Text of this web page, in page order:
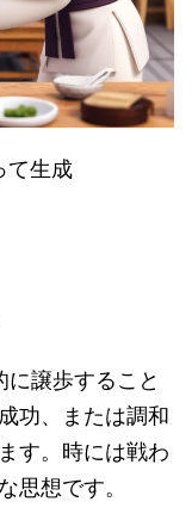
て生成
譲歩すること
功、または調和
す。時には戦わ
思想です。